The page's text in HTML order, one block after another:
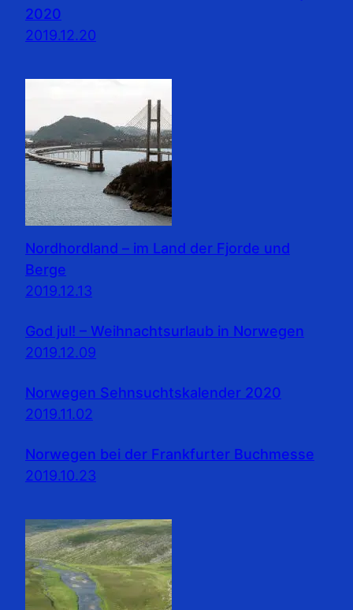
2020
2019.12.20
Nordhordland – im Land der Fjorde und
Berge
2019.12.13
God jul! – Weihnachtsurlaub in Norwegen
2019.12.09
Norwegen Sehnsuchtskalender 2020
2019.11.02
Norwegen bei der Frankfurter Buchmesse
2019.10.23